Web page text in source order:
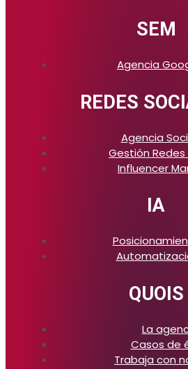
SEM
Agencia
REDES
Agencia
Gestión Redes
Influencer
IA
QUOIS
La
Casos de
Trabaja con